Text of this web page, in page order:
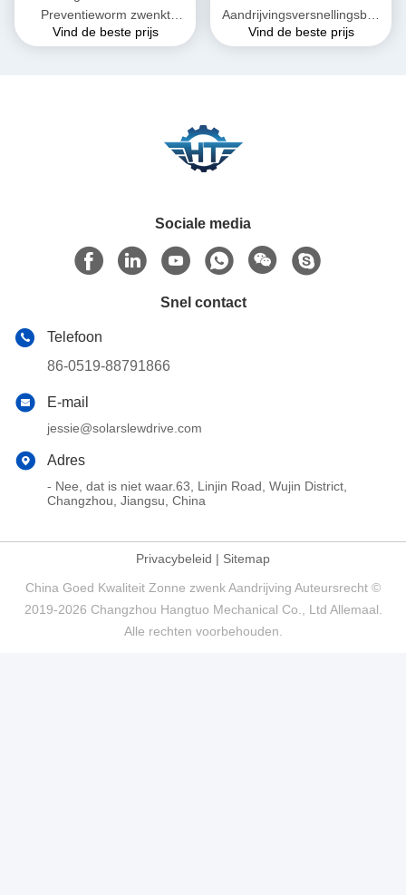
Preventieworm zwenkt
Aandrijving voor Dubbel As
Vind de beste prijs
Aandrijvingsversnellingsbak
van de hoge Precisie
Vind de beste prijs
Sociale media
Snel contact
Telefoon
86-0519-88791866
E-mail
jessie@solarslewdrive.com
Adres
- Nee, dat is niet waar.63, Linjin Road, Wujin District,
Changzhou, Jiangsu, China
Privacybeleid | Sitemap
China Goed Kwaliteit Zonne zwenk Aandrijving Auteursrecht ©
2019-2026 Changzhou Hangtuo Mechanical Co., Ltd Allemaal.
Alle rechten voorbehouden.